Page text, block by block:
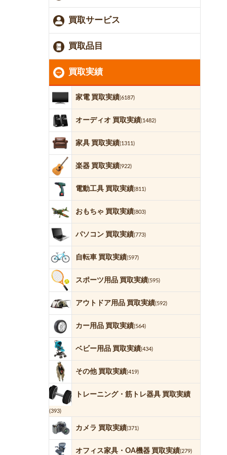
買取サービス
買取品目
買取実績
家電 買取実績(6187)
オーディオ 買取実績(1482)
家具 買取実績(1311)
楽器 買取実績(922)
電動工具 買取実績(811)
おもちゃ 買取実績(803)
パソコン 買取実績(773)
自転車 買取実績(597)
スポーツ用品 買取実績(595)
アウトドア用品 買取実績(592)
カー用品 買取実績(564)
ベビー用品 買取実績(434)
その他 買取実績(419)
トレーニング・筋トレ器具 買取実績
(393)
カメラ 買取実績(371)
オフィス家具・OA機器 買取実績(279)